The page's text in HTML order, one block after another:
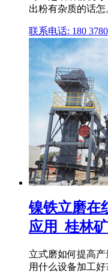
出粉有杂质的话怎
联系电话: 180 3780
镍铁立磨在
应用_桂林
立式磨如何提高
用什么设备加工